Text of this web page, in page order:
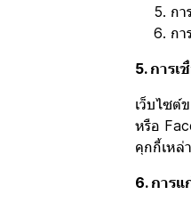
กา
กา
5. การ
เว็บไซต์
หรือ
คุกกี้เหล่
6. การ